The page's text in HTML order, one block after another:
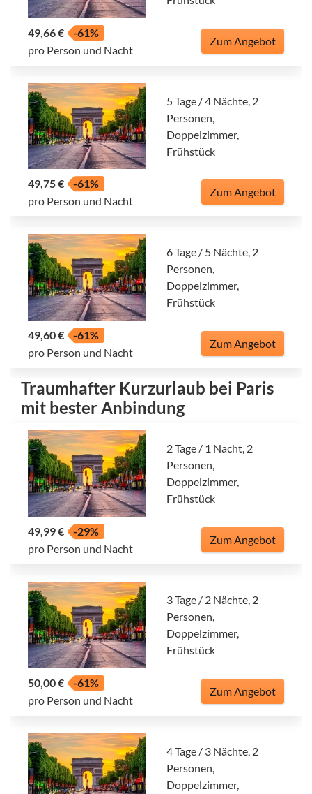
49,66 €
-61%
pro Person und Nacht
Zum Angebot
5 Tage / 4 Nächte, 2
Personen,
Doppelzimmer,
Frühstück
49,75 €
-61%
pro Person und Nacht
Zum Angebot
6 Tage / 5 Nächte, 2
Personen,
Doppelzimmer,
Frühstück
49,60 €
-61%
pro Person und Nacht
Zum Angebot
Traumhafter Kurzurlaub bei Paris
mit bester Anbindung
2 Tage / 1 Nacht, 2
Personen,
Doppelzimmer,
Frühstück
49,99 €
-29%
pro Person und Nacht
Zum Angebot
3 Tage / 2 Nächte, 2
Personen,
Doppelzimmer,
Frühstück
50,00 €
-61%
pro Person und Nacht
Zum Angebot
4 Tage / 3 Nächte, 2
Personen,
Doppelzimmer,